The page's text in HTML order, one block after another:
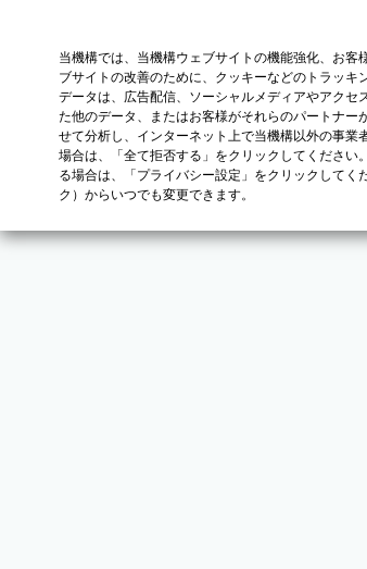
当機構では、当機構ウェブサイトの機能強化、お
ブサイトの改善のために、クッキーなどのトラッ
データは、広告配信、ソーシャルメディアやアク
た他のデータ、またはお客様がそれらのパートナ
せて分析し、インターネット上で当機構以外の事
場合は、「全て拒否する」をクリックしてくださ
る場合は、「プライバシー設定」をクリックしてく
ク）からいつでも変更できます。